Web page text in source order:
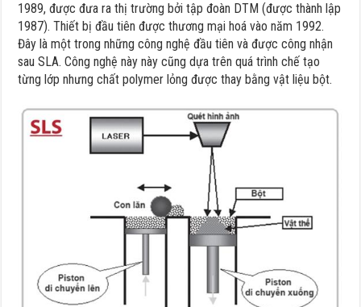
1989, được đưa ra thị trường bởi tập đoàn DTM (được thành lập
1987). Thiết bị đầu tiên được thương mại hoá vào năm 1992.
Đây là một trong những công nghệ đầu tiên và được công nhận
sau SLA. Công nghệ này này cũng dựa trên quá trình chế tạo
từng lớp nhưng chất polymer lỏng được thay bằng vật liệu bột.